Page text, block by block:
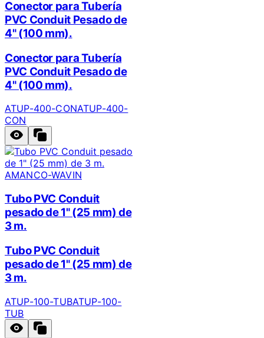
Conector para Tubería
PVC Conduit Pesado de
4" (100 mm).
Conector para Tubería
PVC Conduit Pesado de
4" (100 mm).
ATUP-400-CONATUP-400-
CON
AMANCO-WAVIN
Tubo PVC Conduit
pesado de 1" (25 mm) de
3 m.
Tubo PVC Conduit
pesado de 1" (25 mm) de
3 m.
ATUP-100-TUBATUP-100-
TUB